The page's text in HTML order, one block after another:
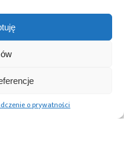
o prywatności
dla AI
współpracę